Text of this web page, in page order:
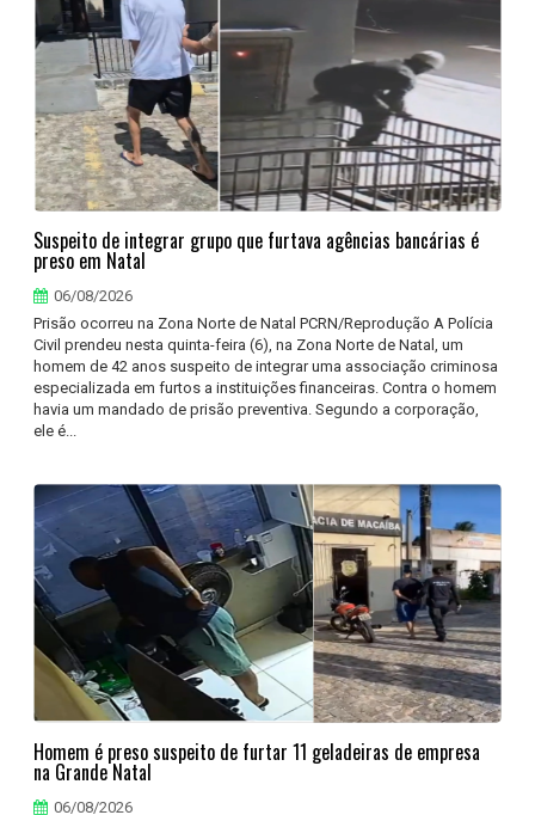
Suspeito de integrar grupo que furtava agências bancárias é
preso em Natal
06/08/2026
Prisão ocorreu na Zona Norte de Natal PCRN/Reprodução A Polícia
Civil prendeu nesta quinta-feira (6), na Zona Norte de Natal, um
homem de 42 anos suspeito de integrar uma associação criminosa
especializada em furtos a instituições financeiras. Contra o homem
havia um mandado de prisão preventiva. Segundo a corporação,
ele é...
Homem é preso suspeito de furtar 11 geladeiras de empresa
na Grande Natal
06/08/2026